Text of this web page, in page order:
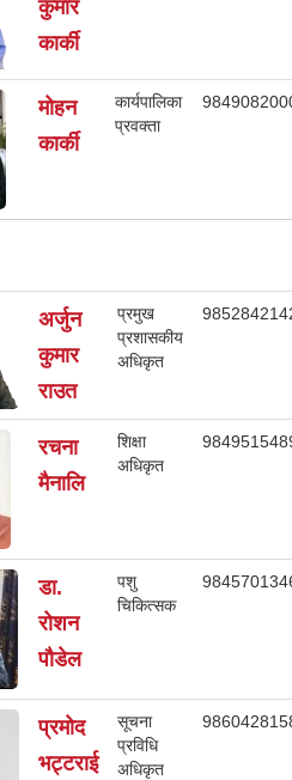
कुमार
कार्की
मोहन
कार्की
कार्यपालिका
प्रवक्ता
अर्जुन
कुमार
राउत
प्रमुख
प्रशासकीय
अधिकृत
रचना
मैनालि
शिक्षा
अधिकृत
डा.
रोशन
पौडेल
पशु
चिकित्सक
प्रमोद
भट्टराई
सूचना
प्रविधि
अधिकृत